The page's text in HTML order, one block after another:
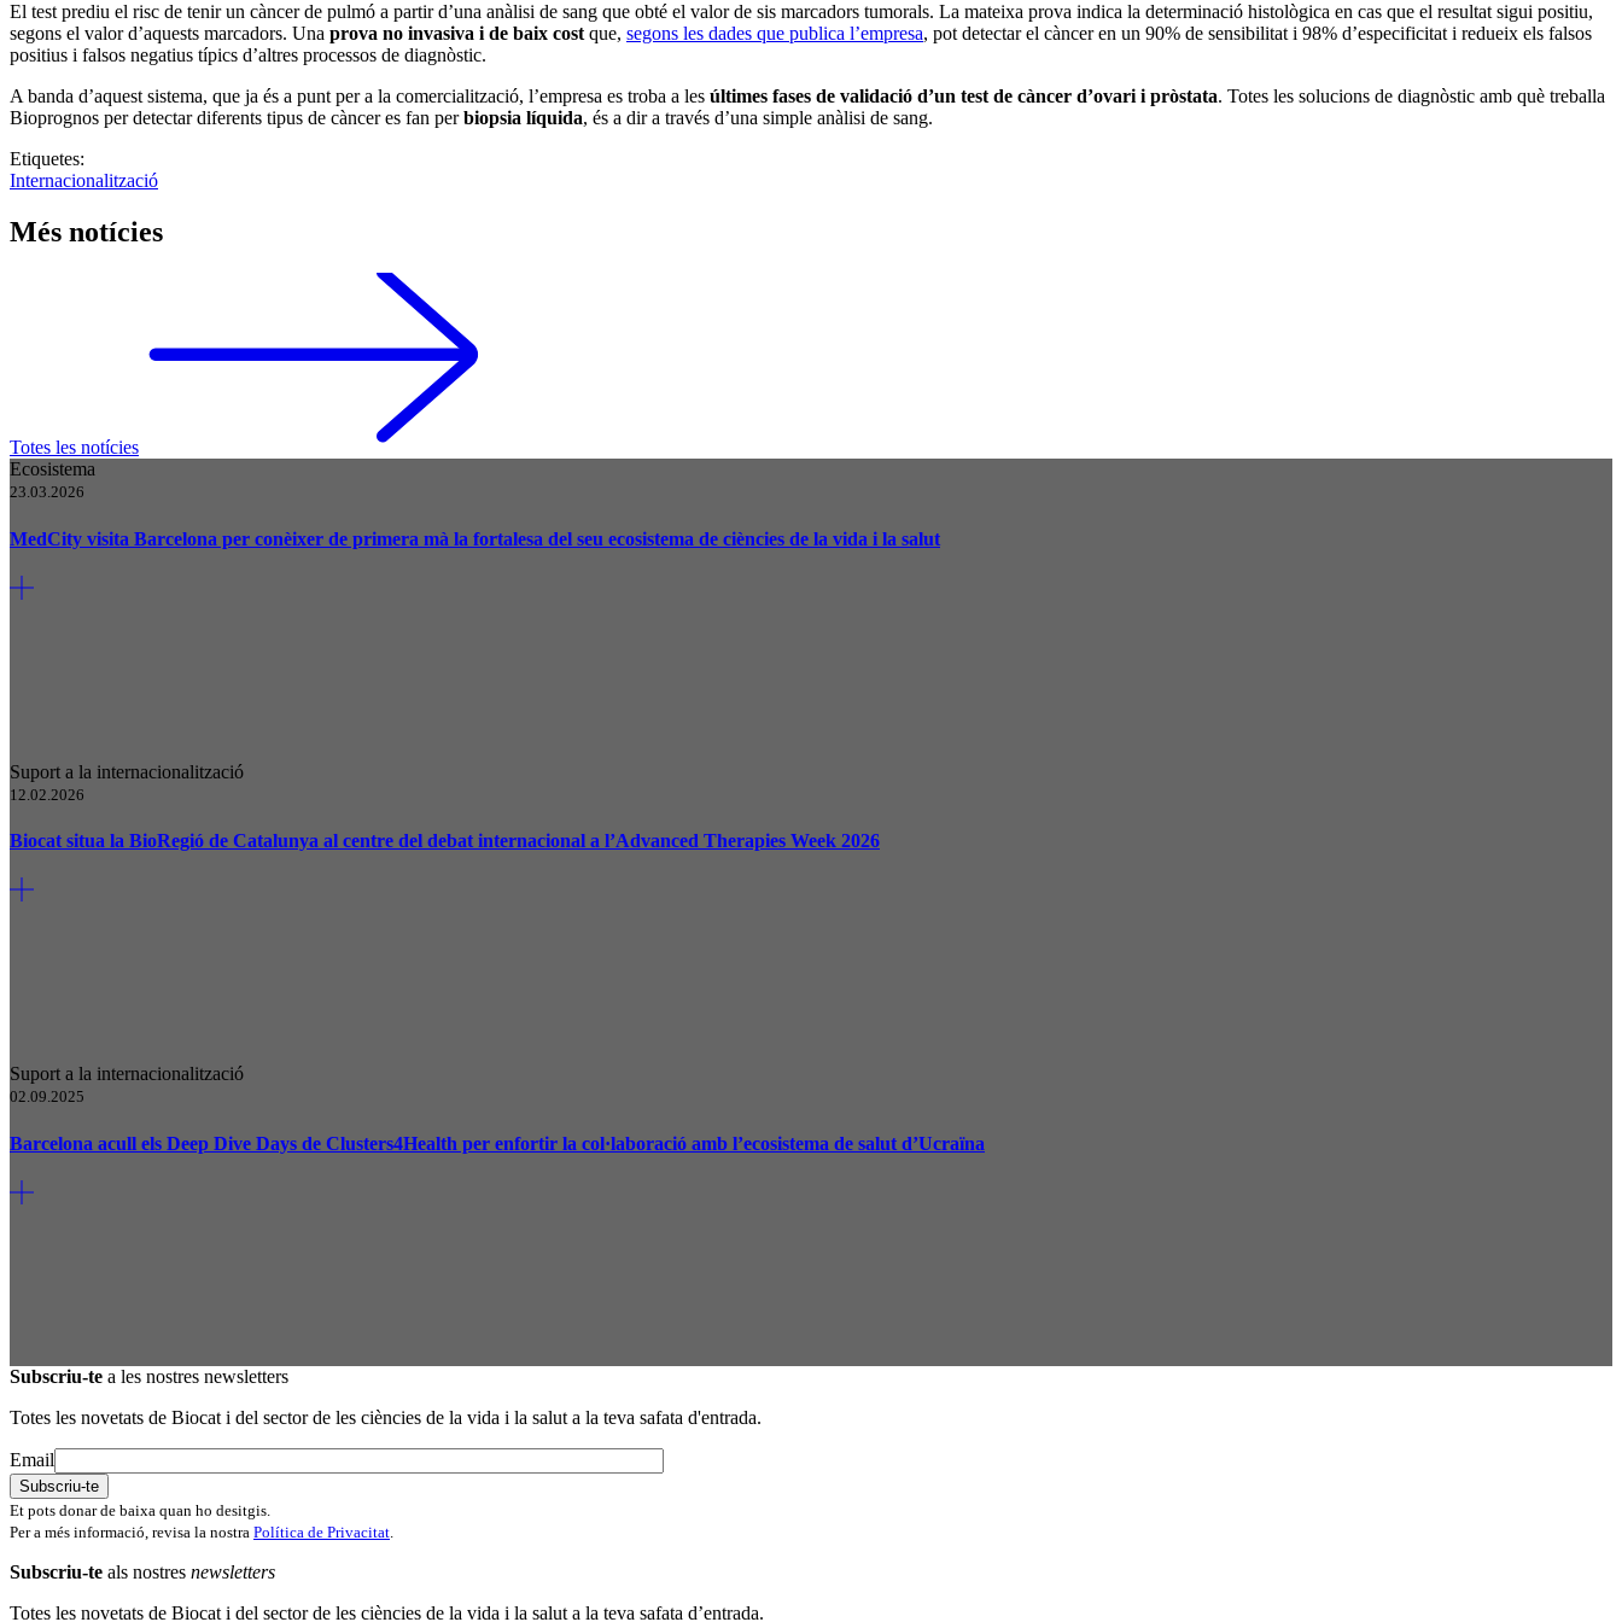
El test prediu el risc de tenir un càncer de pulmó a partir d’una anàlisi de sang que obté el valor de sis marcadors tumorals. La mateixa prova indica la determinació histològica en cas que el resultat sigui positiu,
segons el valor d’aquests marcadors. Una prova no invasiva i de baix costque, segons les dades que publica l’empresa, pot detectar el càncer en un 90% de sensibilitat i 98% d’especificitat i redueix els falsos
positius i falsos negatius típics d’altres processos de diagnòstic.
A banda d’aquest sistema, que ja és a punt per a la comercialització, l’empresa es troba a les últimes fases de validació d’un test de càncer d’ovari i pròstata. Totes les solucions de diagnòstic amb què treballa
Bioprognos per detectar diferents tipus de càncer es fan perbiopsia líquida, és a dir a través d’una simple anàlisi de sang.
Etiquetes:
Internacionalització
Més notícies
Totes les notícies
Ecosistema
23.03.2026
MedCity visita Barcelona per conèixer de primera mà la fortalesa del seu ecosistema de ciències de la vida i la salut
Suport a la internacionalització
12.02.2026
Biocat situa la BioRegió de Catalunya al centre del debat internacional a l’Advanced Therapies Week 2026
Suport a la internacionalització
02.09.2025
Barcelona acull els Deep Dive Days de Clusters4Health per enfortir la col·laboració amb l’ecosistema de salut d’Ucraïna
Subscriu-te a les nostres newsletters
Totes les novetats de Biocat i del sector de les ciències de la vida i la salut a la teva safata d'entrada.
Email
Et pots donar de baixa quan ho desitgis.
Per a més informació, revisa la nostra Política de Privacitat
Subscriu-te als nostres newsletters
Totes les novetats de Biocat i del sector de les ciències de la vida i la salut a la teva safata d’entrada.